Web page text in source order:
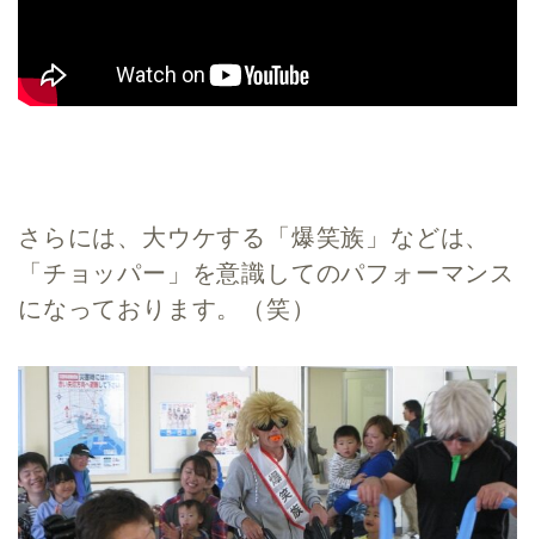
さらには、大ウケする「爆笑族」などは、
「チョッパー」を意識してのパフォーマンス
になっております。（笑）